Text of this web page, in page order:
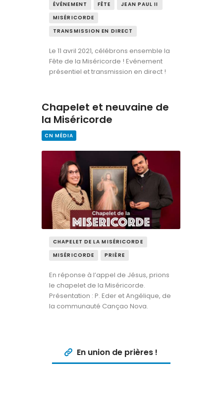
ÉVÉNEMENT
FÊTE
JEAN PAUL II
MISÉRICORDE
TRANSMISSION EN DIRECT
Le 11 avril 2021, célébrons ensemble la
Fête de la Miséricorde ! Evénement
présentiel et transmission en direct !
Chapelet et neuvaine de
la Miséricorde
CN MÉDIA
CHAPELET DE LA MISÉRICORDE
MISÉRICORDE
PRIÈRE
En réponse à l’appel de Jésus, prions
le chapelet de la Miséricorde.
Présentation : P. Eder et Angélique, de
la communauté Cançao Nova.
En union de prières !